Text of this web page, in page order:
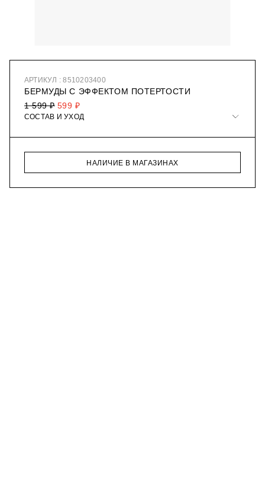
АРТИКУЛ : 8510203400
БЕРМУДЫ С ЭФФЕКТОМ ПОТЕРТОСТИ
599 ₽
1 599 ₽
СОСТАВ И УХОД
НАЛИЧИЕ В МАГАЗИНАХ